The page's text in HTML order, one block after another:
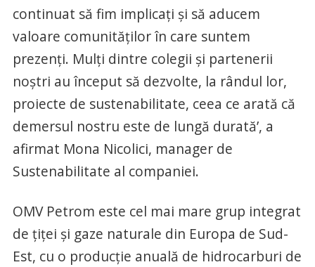
continuat să fim implicaţi şi să aducem
valoare comunităţilor în care suntem
prezenţi. Mulţi dintre colegii şi partenerii
noştri au început să dezvolte, la rândul lor,
proiecte de sustenabilitate, ceea ce arată că
demersul nostru este de lungă durată’, a
afirmat Mona Nicolici, manager de
Sustenabilitate al companiei.
OMV Petrom este cel mai mare grup integrat
de ţiţei şi gaze naturale din Europa de Sud-
Est, cu o producţie anuală de hidrocarburi de